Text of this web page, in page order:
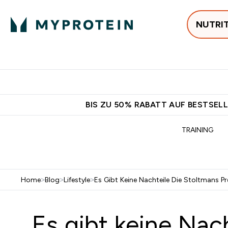
BIS ZU 50% RABATT AUF
TRAINING
Home>Blog>Lifestyle>Es Gibt Keine Nachteile Die Stoltmans